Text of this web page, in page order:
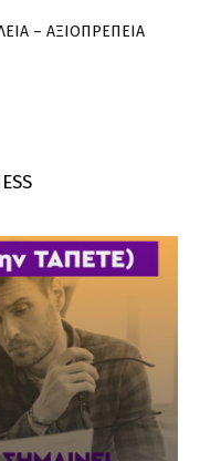
– ΑΞΙΟΠΡΕΠΕΙΑ